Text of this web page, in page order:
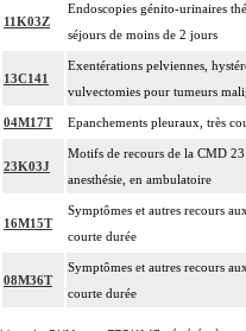
11K03Z
Endoscopies génito-urinaires
séjours de moins de 2 jours
13C141
Exentérations pelviennes,
vulvectomies pour tumeurs
04M17T Epanchements pleuraux, très
23K03J
Motifs de recours de la CMD 23
anesthésie, en ambulatoire
16M15T
Symptômes et autres recours
courte durée
08M36T
Symptômes et autres recours
courte durée